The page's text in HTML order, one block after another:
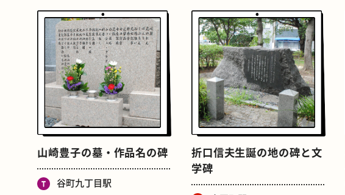
食パン ごほうびチョコ
山崎豊子の墓・作品名の碑
谷町九丁目駅
折口信夫生誕の地の碑と文
学碑